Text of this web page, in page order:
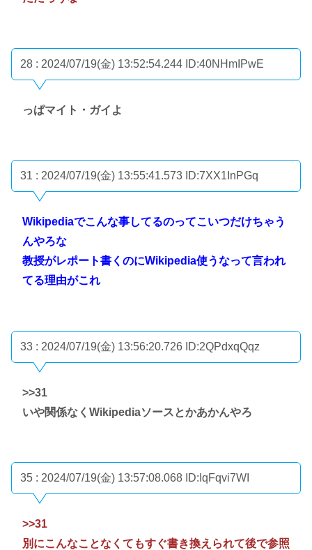
28 : 2024/07/19(金) 13:52:54.244 ID:40NHmIPwE
っぱマイト・ガイよ
31 : 2024/07/19(金) 13:55:41.573 ID:7XX1InPGq
Wikipediaでこんな事してるのってこいつだけちゃう
んやろな
教授がレポート書くのにWikipedia使うなって言われ
てる理由がこれ
33 : 2024/07/19(金) 13:56:20.726 ID:2QPdxqQqz
>>31
いや関係なくWikipediaソースとかあかんやろ
35 : 2024/07/19(金) 13:57:08.068 ID:IqFqvi7WI
>>31
別にこんなことなくてもすぐ書き換えられて後で参照